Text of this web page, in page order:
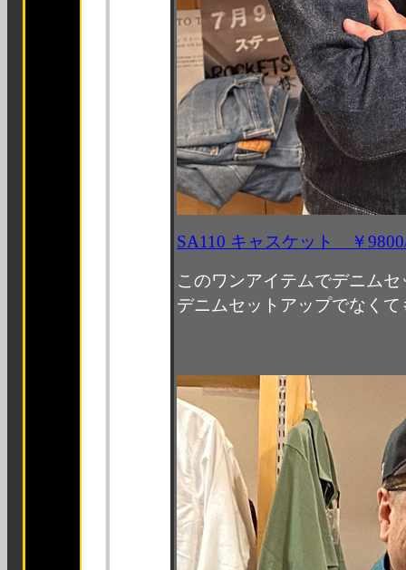
SA110 キャスケット ￥
このワンアイテムでデニム
デニムセットアップでなく